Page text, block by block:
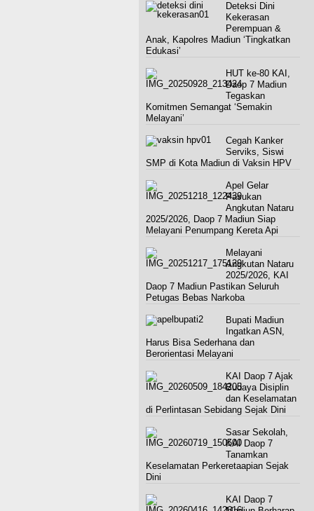
Deteksi Dini
Kekerasan
Perempuan &
Anak, Kapolres Madiun ‘Tingkatkan
Edukasi’
HUT ke-80 KAI,
Daop 7 Madiun
Tegaskan
Komitmen Semangat ‘Semakin
Melayani’
Cegah Kanker
Serviks, Siswi
SMP di Kota Madiun di Vaksin HPV
Apel Gelar
Pasukan
Angkutan Nataru
2025/2026, Daop 7 Madiun Siap
Melayani Penumpang Kereta Api
Melayani
Angkutan Nataru
2025/2026, KAI
Daop 7 Madiun Pastikan Seluruh
Petugas Bebas Narkoba
Bupati Madiun
Ingatkan ASN,
Harus Bisa Sederhana dan
Berorientasi Melayani
KAI Daop 7 Ajak
Budaya Disiplin
dan Keselamatan
di Perlintasan Sebidang Sejak Dini ‎
Sasar Sekolah,
KAI Daop 7
Tanamkan
Keselamatan Perkeretaapian Sejak
Dini
KAI Daop 7